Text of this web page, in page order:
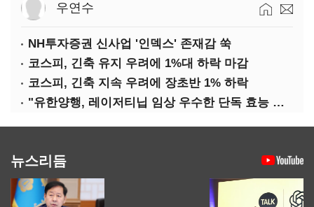
우연수
NH투자증권 신사업 '인덱스' 존재감 쑥
코스피, 긴축 유지 우려에 1%대 하락 마감
코스피, 긴축 지속 우려에 장초반 1% 하락
"유한양행, 레이저티닙 임상 우수한 단독 효능 입증"-대신
뉴스리듬